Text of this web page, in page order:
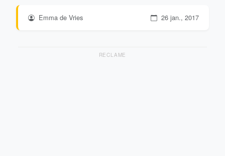
Emma de Vries 26 jan., 2017
RECLAME